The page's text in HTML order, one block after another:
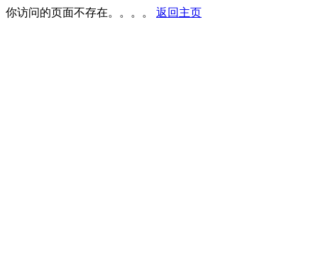
你访问的页面不存在。。。。 返回主页